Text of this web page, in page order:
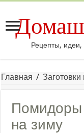
Рецепты, идеи,
Главная / Заготовки
Помидоры
на зиму